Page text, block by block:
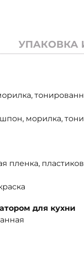
УПАКОВКА
морилка,
пленка,
для кухни